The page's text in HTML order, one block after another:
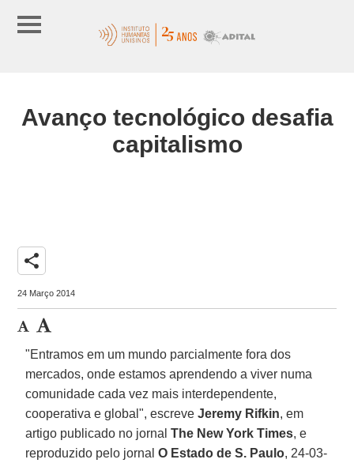
Avanço tecnológico desafia
capitalismo
share
24 Março 2014
"Entramos em um mundo parcialmente fora dos
mercados, onde estamos aprendendo a viver numa
comunidade cada vez mais interdependente,
cooperativa e global", escreveJeremy Rifkin, em
artigo publicado no jornalThe New York Times, e
reproduzido pelo jornal O Estado de S. Paulo, 24-03-